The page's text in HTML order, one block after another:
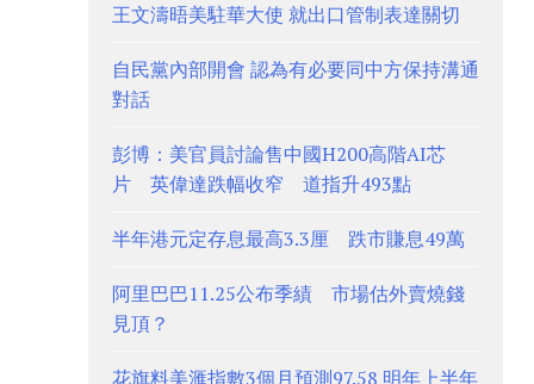
王文濤晤美駐華大使 就出口管制表達關切
自民黨內部開會 認為有必要同中方保持溝通
對話
彭博：美官員討論售中國H200高階AI芯
片 英偉達跌幅收窄 道指升493點
半年港元定存息最高3.3厘 跌市賺息49萬
阿里巴巴11.25公布季績 市場估外賣燒錢
見頂？
花旗料美滙指數3個月預測97.58 明年上半年